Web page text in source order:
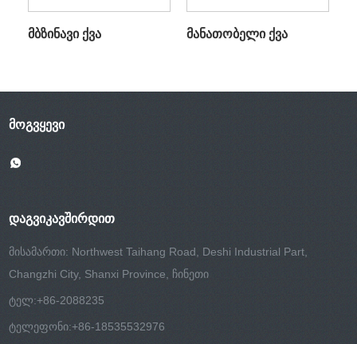
მბზინავი ქვა მანათობელი ქვა
ᲛᲝᲒᲕᲧᲔᲕᲘ
ᲓᲐᲒᲕᲘᲙᲐᲕᲨᲘᲠᲓᲘᲗ
მისამართი: Northwest Taihang Road, Deshi Industrial Part,
Changzhi City, Shanxi Province, ჩინეთი
ტელ:+86-2088235
ტელეფონი:+86-18535532976